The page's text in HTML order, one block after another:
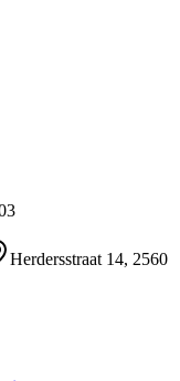
Herdersstraat 14, 2560